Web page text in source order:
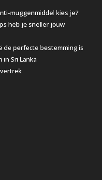
muggenmiddel kies je?
heb je sneller jouw
de perfecte bestemming is
in Sri Lanka